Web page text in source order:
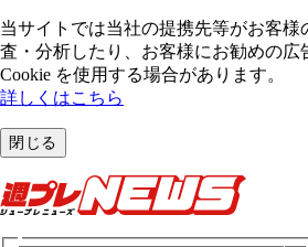
当サイトでは当社の提携先等がお客様
査・分析したり、お客様にお勧めの広
Cookie を使⽤する場合があります。
詳しくはこちら
閉じる